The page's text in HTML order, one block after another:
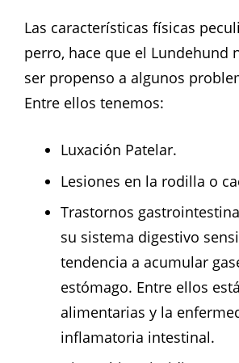
Las características físicas
perro, hace que el Lundehund
ser propenso a algunos
Entre ellos tenemos:
Luxación Patelar.
Lesiones en la rodilla o
Trastornos
su sistema digestivo
tendencia a acumular
estómago. Entre ellos
alimentarias y la
inflamatoria intestinal.